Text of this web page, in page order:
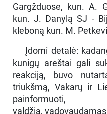
Gargžduose, kun. A.
kun. J. Danylą SJ -
kleboną kun. M.
Įdomi detalė:
kunigų areštai gali
reakciją, buvo
triukšmą, Vakarų ir
valdžia,